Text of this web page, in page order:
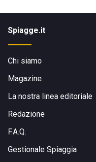
Spiagge.it
Chi siamo
Magazine
La nostra linea editoriale
Redazione
F.A.Q.
Gestionale Spiaggia